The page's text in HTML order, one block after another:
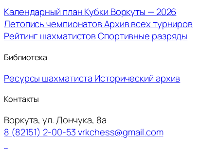
Календарный планКубки Воркуты — 2026
Летопись чемпионатовАрхив всех турниров
Рейтинг шахматистовСпортивные разряды
Библиотека
Ресурсы шахматиста Исторический архив
Контакты
Воркута, ул. Дончука, 8а
8 (82151) 2-00-53vrkchess@gmail.com